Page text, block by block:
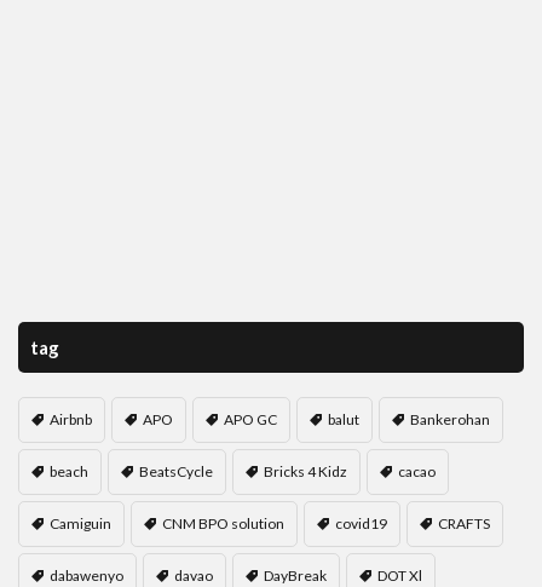
tag
Airbnb APO APO GC balut Bankerohan
beach BeatsCycle Bricks 4 Kidz cacao
Camiguin CNM BPO solution covid19 CRAFTS
dabawenyo davao DayBreak DOT Xl